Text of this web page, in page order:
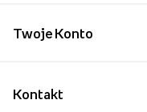
Kontakt
Twoje Konto